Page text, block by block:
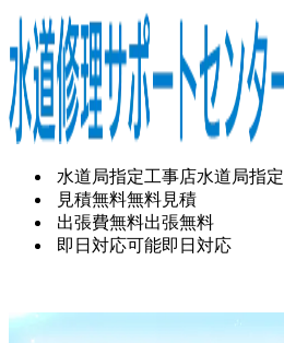
水道局指定工事店水道局指定
見積無料無料見積
出張費無料出張無料
即日対応可能即日対応